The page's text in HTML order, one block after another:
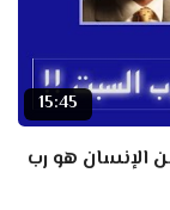
15:45
الإنسان هو رب